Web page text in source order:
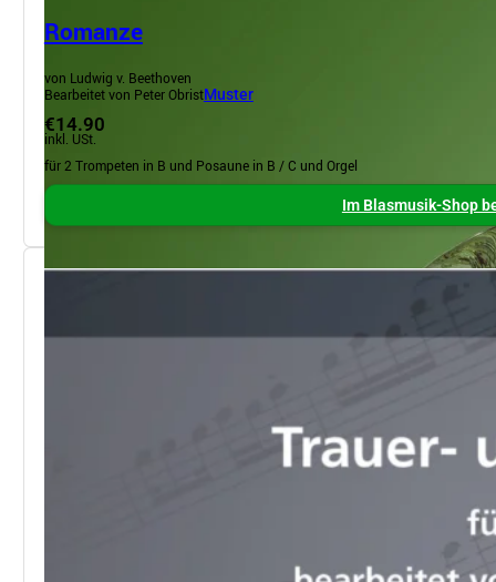
Romanze
von Ludwig v. Beethoven
Bearbeitet von Peter ObristMuster
€14.90
inkl. USt.
für 2 Trompeten in B und Posaune in B / C und Orgel
Im Blasmusik-Shop